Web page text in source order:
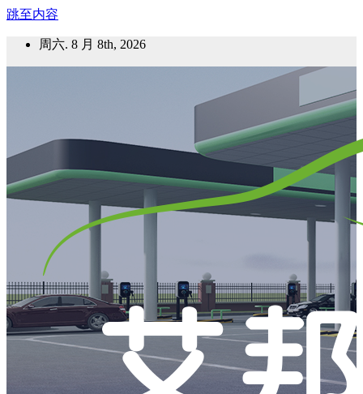
跳至内容
周六. 8 月 8th, 2026